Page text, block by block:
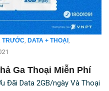
TRƯỚC, DATA + THOẠI ,
Ga Thoại Miễn Phí
Đãi Data 2GB/ngày Và Thoại